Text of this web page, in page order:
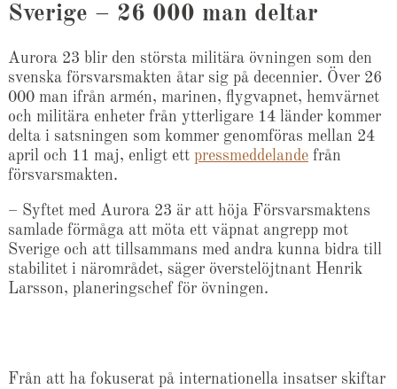
Sverige – 26 000 man deltar
Aurora 23 blir den största militära övningen som den
svenska försvarsmakten åtar sig på decennier. Över 26
000 man ifrån armén, marinen, flygvapnet, hemvärnet
och militära enheter från ytterligare 14 länder kommer
delta i satsningen som kommer genomföras mellan 24
april och 11 maj, enligt ett pressmeddelande från
försvarsmakten.
– Syftet med Aurora 23 är att höja Försvarsmaktens
samlade förmåga att möta ett väpnat angrepp mot
Sverige och att tillsammans med andra kunna bidra till
stabilitet i närområdet, säger överstelöjtnant Henrik
Larsson, planeringschef för övningen.
Från att ha fokuserat på internationella insatser skiftar